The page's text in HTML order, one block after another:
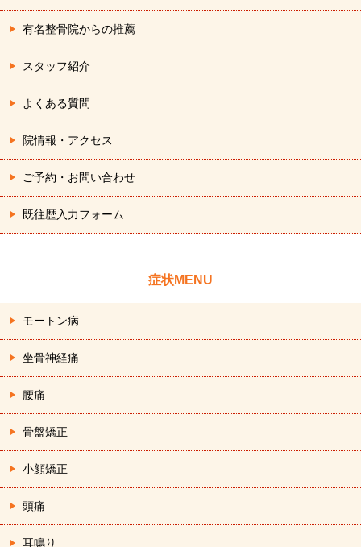
有名整骨院からの推薦
スタッフ紹介
よくある質問
院情報・アクセス
ご予約・お問い合わせ
既往歴入力フォーム
症状MENU
モートン病
坐骨神経痛
腰痛
骨盤矯正
小顔矯正
頭痛
耳鳴り